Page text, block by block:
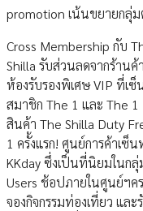
promotion เน้นขยายกลุ่ม
Cross Membership กับ
Shilla รับส่วนลดจากร้าน
ห้องรับรองพิเศษ VIP ที่เ
สมาชิก The 1 และ The
สินค้า The Shilla Duty
1 ครั้งแรก! ศูนย์การค้าเ
KKday ซึ่งเป็นที่นิยมในกลุ่
Users ช้อปภายในศูนย์ฯค
จองกิจกรรมท่องเที่ยว แล